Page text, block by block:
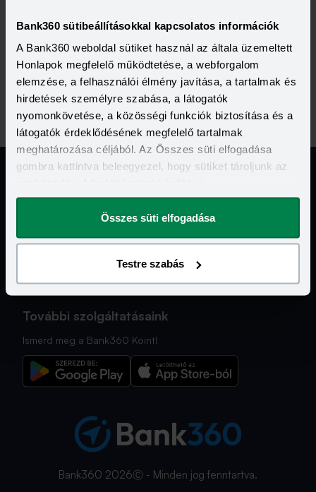
Bank360 sütibeállításokkal kapcsolatos információk
A Bank360 weboldal sütiket használ az általa üzemeltett
Honlapok megfelelő működtetése, a webforgalom
elemzése, a felhasználói élmény javítása, a tartalmak és
hirdetések személyre szabása, a látogatók
nyomonkövetése, a közösségi funkciók biztosítása és a
látogatók érdeklődésének megfelelő tartalmak
meghatározása céljából. Az Összes süti elfogadása
gombra kattintva beleegyezel, hogy sütiket tároljunk az
megváltoztathatod.
Összes süti elfogadása
Testre szabás
Jogi Dokumentumok
Kapcsolat
Hasznos Linkek
További szolgáltatásaink
Ismerd meg a Bank360 Koint!
Bank360 2026Ⓒ - Minden jog fenntartva.